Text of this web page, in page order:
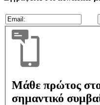
Μάθε πρώτος στο
σημαντικό